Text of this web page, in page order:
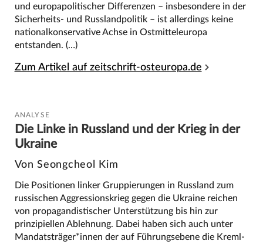
und europapolitischer Differenzen – insbesondere in der
Sicherheits- und Russlandpolitik – ist allerdings keine
nationalkonservative Achse in Ostmitteleuropa
entstanden. (…)
Zum Artikel auf zeitschrift-osteuropa.de
ANALYSE
Die Linke in Russland und der Krieg in der
Ukraine
Von Seongcheol Kim
Die Positionen linker Gruppierungen in Russland zum
russischen Aggressionskrieg gegen die Ukraine reichen
von propagandistischer Unterstützung bis hin zur
prinzipiellen Ablehnung. Dabei haben sich auch unter
Mandatsträger*innen der auf Führungsebene die Kreml-